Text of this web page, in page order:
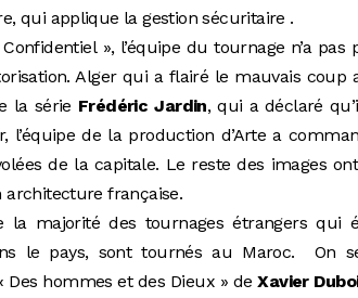
qui applique la gestion sécuritaire .
», l’équipe du tournage n’a
Alger qui a flairé le mauvais
la série Frédéric Jardin, qui a déclaré
l’équipe de la production d’Arte a
de la capitale. Le reste des images
architecture française.
la majorité des tournages étrangers qui
le pays, sont tournés au Maroc. On
Des hommes et des Dieux » deXavier